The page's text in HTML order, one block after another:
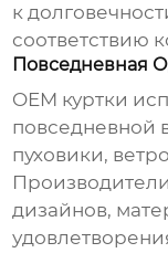
к
соответствию
Повседневная
OEM куртки
повседневной
пуховики,
дизайнов,